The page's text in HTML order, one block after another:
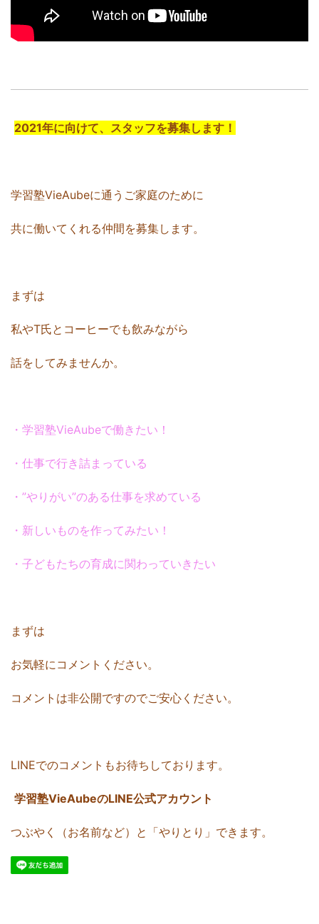
2021年に向けて、スタッフを募集します！
学習塾VieAubeに通うご家庭のために
共に働いてくれる仲間を募集します。
まずは
私やT氏とコーヒーでも飲みながら
話をしてみませんか。
・学習塾VieAubeで働きたい！
・仕事で行き詰まっている
・”やりがい”のある仕事を求めている
・新しいものを作ってみたい！
・子どもたちの育成に関わっていきたい
まずは
お気軽にコメントください。
コメントは非公開ですのでご安心ください。
LINEでのコメントもお待ちしております。
学習塾VieAubeのLINE公式アカウント
つぶやく（お名前など）と「やりとり」できます。